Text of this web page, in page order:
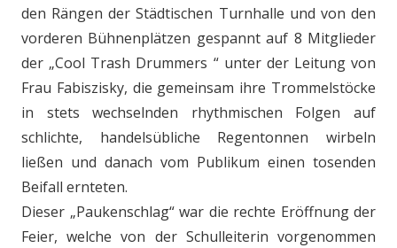
den Rängen der Städtischen Turnhalle und von den
vorderen Bühnenplätzen gespannt auf 8 Mitglieder
der „Cool Trash Drummers “ unter der Leitung von
Frau Fabiszisky, die gemeinsam ihre Trommelstöcke
in stets wechselnden rhythmischen Folgen auf
schlichte, handelsübliche Regentonnen wirbeln
ließen und danach vom Publikum einen tosenden
Beifall ernteten.
Dieser „Paukenschlag“ war die rechte Eröffnung der
Feier, welche von der Schulleiterin vorgenommen